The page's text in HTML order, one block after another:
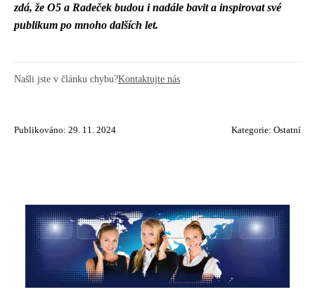
zdá, že O5 a Radeček budou i nadále bavit a inspirovat své
publikum po mnoho dalších let.
Našli jste v článku chybu?Kontaktujte nás
Publikováno: 29. 11. 2024 Kategorie: Ostatní